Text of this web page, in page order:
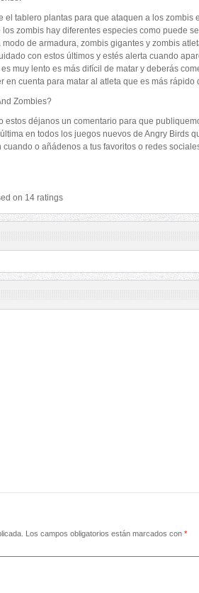
el tablero plantas para que ataquen a los zombis
zombis hay diferentes especies como puede
de armadura, zombis gigantes y zombis
con estos últimos y estés alerta cuando
muy lento es más difícil de matar y deberás
en cuenta para matar al atleta que es más rápido
Zombies?
estos déjanos un comentario para que
en todos los juegos nuevos de Angry Birds
o añádenos a tus favoritos o redes
on 14 ratings
Los campos obligatorios están marcados con *